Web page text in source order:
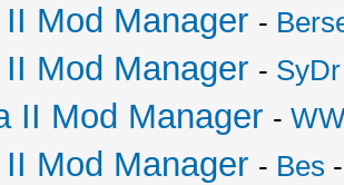
Mod Manager -
Mod Manager - SyDr
II Mod Manager -
Mod Manager - Bes